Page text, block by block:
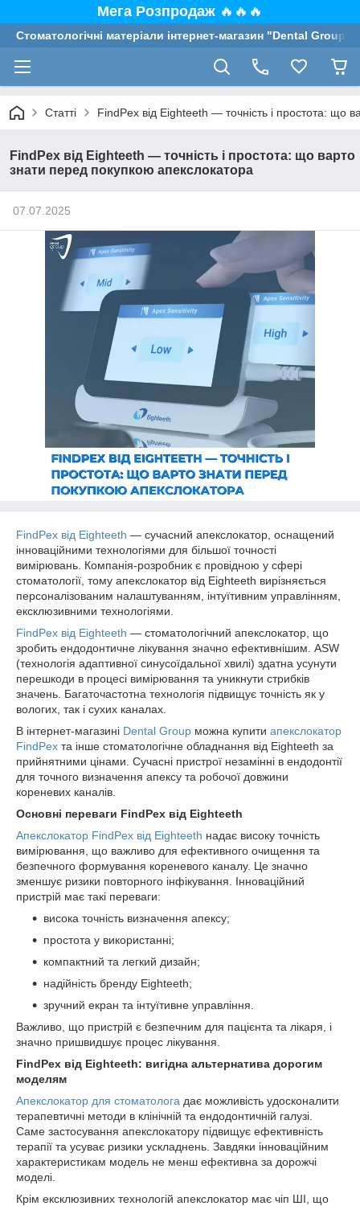
Мега Розпродаж 🔥🔥🔥
Стоматологічні матеріали інтернет-магазин "Dental Group"
Статті FindPex від Eighteeth — точність і простота: що
FindPex від Eighteeth — точність і простота: що варто
знати перед покупкою апекслокатора
07.07.2025
FindPex від Eighteeth — сучасний апекслокатор, оснащений
інноваційними технологіями для більшої точності
вимірювань. Компанія-розробник є провідною у сфері
стоматології, тому апекслокатор від Eighteeth вирізняється
персоналізованим налаштуванням, інтуїтивним управлінням,
ексклюзивними технологіями.
FindPex від Eighteeth — стоматологічний апекслокатор, що
зробить ендодонтичне лікування значно ефективнішим. ASW
(технологія адаптивної синусоїдальної хвилі) здатна усунути
перешкоди в процесі вимірювання та уникнути стрибків
значень. Багаточастотна технологія підвищує точність як у
вологих, так і сухих каналах.
В інтернет-магазині Dental Group можна купити апекслокатор
FindPex та інше стоматологічне обладнання від Eighteeth за
прийнятними цінами. Сучасні пристрої незамінні в ендодонтії
для точного визначення апексу та робочої довжини
кореневих каналів.
Основні переваги FindPex від Eighteeth
Апекслокатор FindPex від Eighteeth надає високу точність
вимірювання, що важливо для ефективного очищення та
безпечного формування кореневого каналу. Це значно
зменшує ризики повторного інфікування. Інноваційний
пристрій має такі переваги:
висока точність визначення апексу;
простота у використанні;
компактний та легкий дизайн;
надійність бренду Eighteeth;
зручний екран та інтуїтивне управління.
Важливо, що пристрій є безпечним для пацієнта та лікаря, і
значно пришвидшує процес лікування.
FindPex від Eighteeth: вигідна альтернатива дорогим
моделям
Апекслокатор для стоматолога дає можливість удосконалити
терапевтичні методи в клінічній та ендодонтичній галузі.
Саме застосування апекслокатору підвищує ефективність
терапії та усуває ризики ускладнень. Завдяки інноваційним
характеристикам модель не менш ефективна за дорожчі
моделі.
Крім ексклюзивних технологій апекслокатор має чіп ШІ, що